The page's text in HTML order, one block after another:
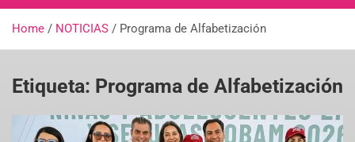
Home NOTICIAS Programa de Alfabetización
Etiqueta: Programa de Alfabetización